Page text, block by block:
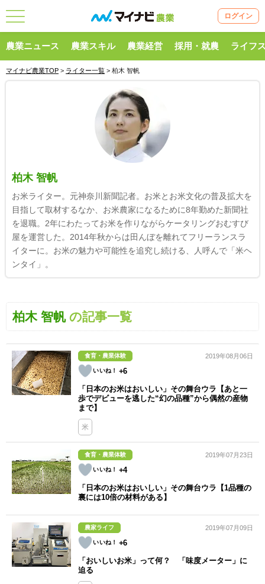
ログイン
農業ニュース 農業スキル 農業経営 採用・就農 ライフ
マイナビ農業TOP > ライター一覧 > 柏木 智帆
柏木 智帆
お米ライター。元神奈川新聞記者。お米とお米文化の普及拡大を
目指して取材するなか、お米農家になるために8年勤めた新聞社
を退職。2年にわたってお米を作りながらケータリングおむすび
屋を運営した。2014年秋からは田んぼを離れてフリーランスラ
イターに。お米の魅力や可能性を追究し続ける、人呼んで「米ヘ
ンタイ」。
柏木 智帆の記事一覧
食育・農業体験
+6
2019年08月06日
「日本のお米はおいしい」その舞台ウラ【あと一
歩でデビューを逃した“幻の品種”から偶然の産物
まで】
米
食育・農業体験
+4
2019年07月23日
「日本のお米はおいしい」その舞台ウラ【1品種の
裏には10倍の材料がある】
農家ライフ
+6
2019年07月09日
「おいしいお米」って何？ 「味度メーター」に
迫る